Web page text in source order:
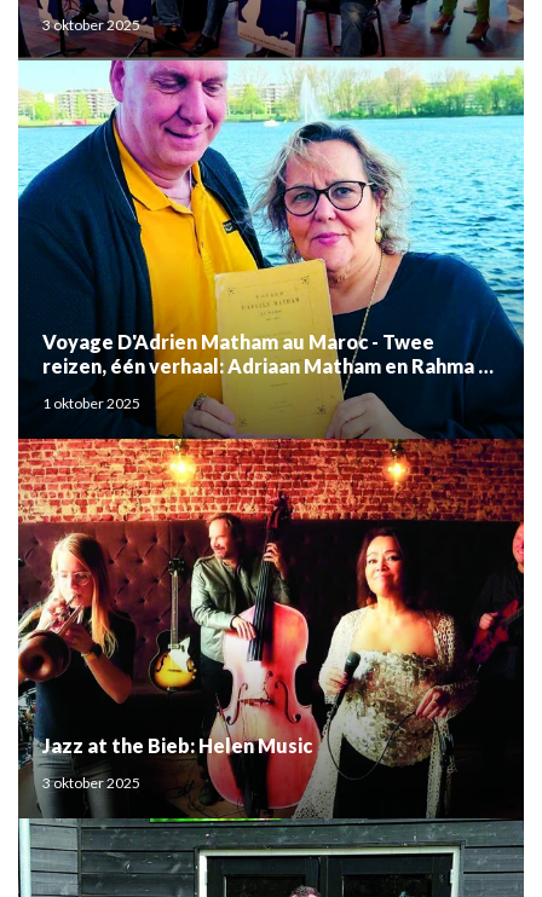
3 oktober 2025
Voyage D'Adrien Matham au Maroc - Twee
reizen, één verhaal: Adriaan Matham en Rahma el
Mouden
1 oktober 2025
Jazz at the Bieb: Helen Music
3 oktober 2025